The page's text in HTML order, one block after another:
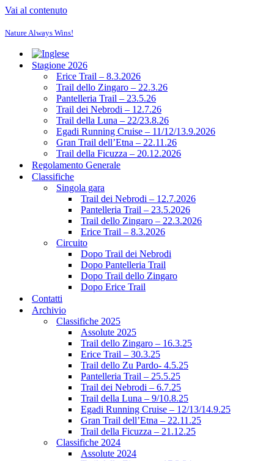
Vai al contenuto
Nature Always Wins!
Stagione 2026
Erice Trail – 8.3.2026
Trail dello Zingaro – 22.3.26
Pantelleria Trail – 23.5.26
Trail dei Nebrodi – 12.7.26
Trail della Luna – 22/23.8.26
Egadi Running Cruise – 11/12/13.9.2026
Gran Trail dell’Etna – 22.11.26
Trail della Ficuzza – 20.12.2026
Regolamento Generale
Classifiche
Singola gara
Trail dei Nebrodi – 12.7.2026
Pantelleria Trail – 23.5.2026
Trail dello Zingaro – 22.3.2026
Erice Trail – 8.3.2026
Circuito
Dopo Trail dei Nebrodi
Dopo Pantelleria Trail
Dopo Trail dello Zingaro
Dopo Erice Trail
Contatti
Archivio
Classifiche 2025
Assolute 2025
Trail dello Zingaro – 16.3.25
Erice Trail – 30.3.25
Trail dello Zu Pardo- 4.5.25
Pantelleria Trail – 25.5.25
Trail dei Nebrodi – 6.7.25
Trail della Luna – 9/10.8.25
Egadi Running Cruise – 12/13/14.9.25
Gran Trail dell’Etna – 22.11.25
Trail della Ficuzza – 21.12.25
Classifiche 2024
Assolute 2024